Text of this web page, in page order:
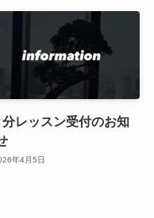
レッスン受付のお知
年4月5日